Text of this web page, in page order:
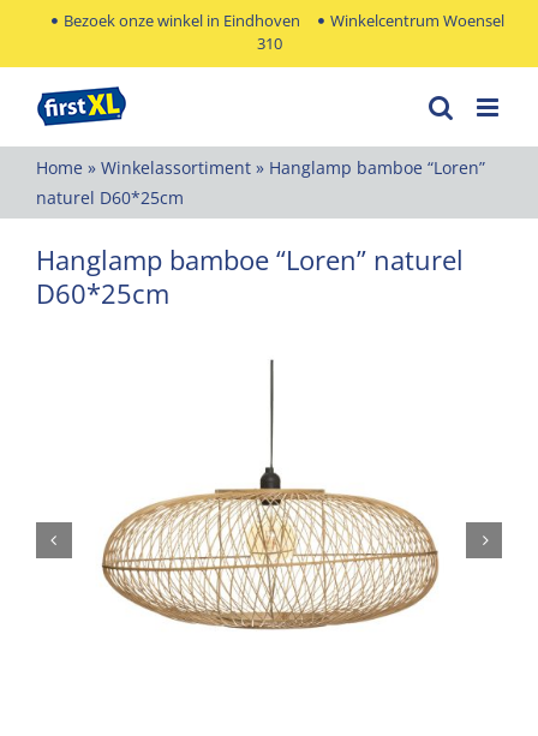
Bezoek onze winkel in Eindhoven
Winkelcentrum Woensel
310
Home » Winkelassortiment » Hanglamp bamboe “Loren”
naturel D60*25cm
Hanglamp bamboe “Loren” naturel
D60*25cm